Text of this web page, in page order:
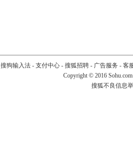
搜狗输入法- 支付中心- 搜狐招聘- 广告服务 - 客
Copyright © 2016
搜狐不良信息